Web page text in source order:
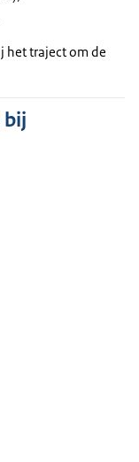
het traject om de
bij